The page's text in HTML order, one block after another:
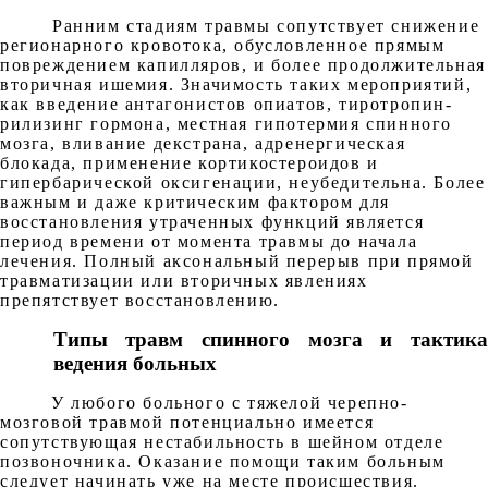
Ранним стадиям травмы сопутствует снижение
регионарного кровотока, обусловленное прямым
повреждением капилляров, и более продолжительная
вторичная ишемия. Значимость таких мероприятий,
как введение антагонистов опиатов, тиротропин-
рилизинг гормона, местная гипотермия спинного
мозга, вливание декстрана, адренергическая
блокада, применение кортикостероидов и
гипербарической оксигенации, неубедительна. Более
важным и даже критическим фактором для
восстановления утраченных функций является
период времени от момента травмы до начала
лечения. Полный аксональный перерыв при прямой
травматизации или вторичных явлениях
препятствует восстановлению.
Типы травм спинного мозга и тактика
ведения больных
У любого больного с тяжелой черепно-
мозговой травмой потенциально имеется
сопутствующая нестабильность в шейном отделе
позвоночника. Оказание помощи таким больным
следует начинать уже на месте происшествия.